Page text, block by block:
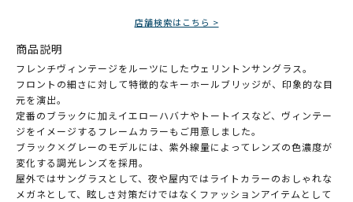
店舗検索はこちら >
商品説明
フレンチヴィンテージをルーツにしたウェリントンサングラス。
フロントの細さに対して特徴的なキーホールブリッジが、印象的な目
元を演出。
定番のブラックに加えイエローハバナやトートイスなど、ヴィンテー
ジをイメージするフレームカラーもご用意しました。
ブラック×グレーのモデルには、紫外線量によってレンズの色濃度が
変化する調光レンズを採用。
屋外ではサングラスとして、夜や屋内ではライトカラーのおしゃれな
メガネとして、眩しさ対策だけではなくファッションアイテムとして